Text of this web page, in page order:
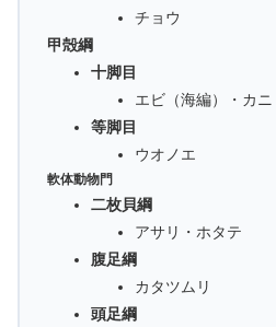
チョウ
甲殻綱
十脚目
エビ（海編）・カニ
等脚目
ウオノエ
軟体動物門
二枚貝綱
アサリ・ホタテ
腹足綱
カタツムリ
頭足綱